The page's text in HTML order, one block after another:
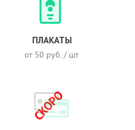
от 50 руб. / шт
ПЛАКАТЫ
СКОРО